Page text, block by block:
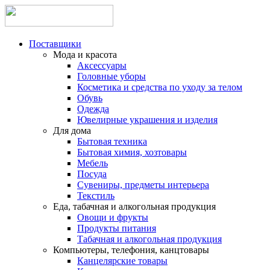
Поставщики
Мода и красота
Аксессуары
Головные уборы
Косметика и средства по уходу за телом
Обувь
Одежда
Ювелирные украшения и изделия
Для дома
Бытовая техника
Бытовая химия, хозтовары
Мебель
Посуда
Сувениры, предметы интерьера
Текстиль
Еда, табачная и алкогольная продукция
Овощи и фрукты
Продукты питания
Табачная и алкогольная продукция
Компьютеры, телефония, канцтовары
Канцелярские товары